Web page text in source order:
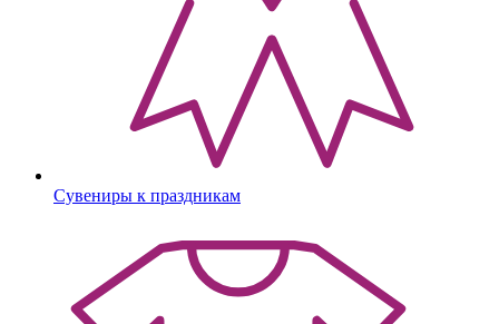
Сувениры к праздникам